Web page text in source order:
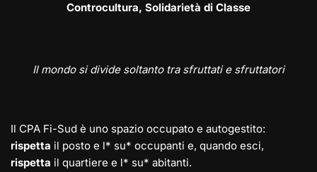
Controcultura, Solidarietà di Classe
Il mondo si divide soltanto tra sfruttati e sfruttatori
Il CPA Fi-Sud è uno spazio occupato e autogestito:
rispetta il posto e l* su* occupanti e, quando esci,
rispetta il quartiere e l* su* abitanti.